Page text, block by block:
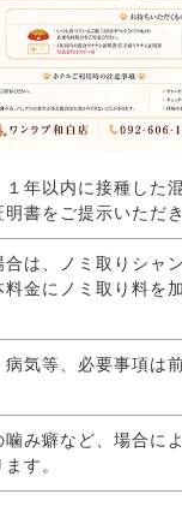
１年以内に接種した
書をご提示いただ
合は、ノミ取りシャ
金にノミ取り料を
気等、必要事項は
み癖など、場合に
す。